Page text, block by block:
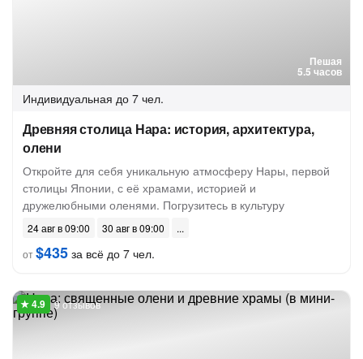
Пешая
5.5 часов
Индивидуальная до 7 чел.
Древняя столица Нара: история, архитектура,
олени
Откройте для себя уникальную атмосферу Нары, первой
столицы Японии, с её храмами, историей и
дружелюбными оленями. Погрузитесь в культуру
24 авг в 09:00
30 авг в 09:00
от$435 за всё до 7 чел.
9 отзывов